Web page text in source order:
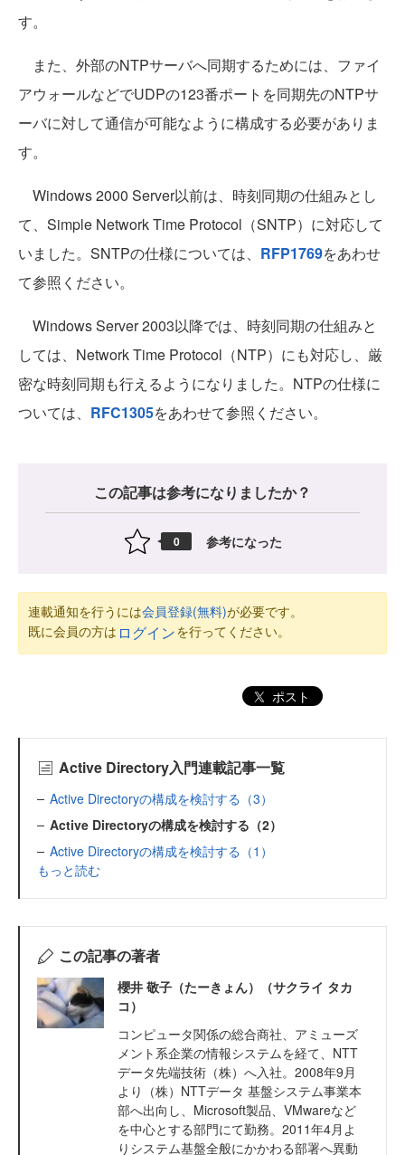
す。
また、外部のNTPサーバへ同期するためには、ファイ
アウォールなどでUDPの123番ポートを同期先のNTPサ
ーバに対して通信が可能なように構成する必要がありま
す。
Windows 2000 Server以前は、時刻同期の仕組みとし
て、Simple Network Time Protocol（SNTP）に対応して
いました。SNTPの仕様については、 RFP1769をあわせ
て参照ください。
Windows Server 2003以降では、時刻同期の仕組みと
しては、Network Time Protocol（NTP）にも対応し、厳
密な時刻同期も行えるようになりました。NTPの仕様に
ついては、 RFC1305をあわせて参照ください。
この記事は参考になりましたか？
0 参考になった
連載通知を行うには会員登録(無料)が必要です。
既に会員の方は ログインを行ってください。
ポスト
Active Directory入門連載記事一覧
Active Directoryの構成を検討する（3）
Active Directoryの構成を検討する（2）
Active Directoryの構成を検討する（1）
もっと読む
この記事の著者
櫻井 敬子（たーきょん）（サクライ タカ
コ）
コンピュータ関係の総合商社、アミューズ
メント系企業の情報システムを経て、NTT
データ先端技術（株）へ入社。2008年9月
より（株）NTTデータ 基盤システム事業本
部へ出向し、Microsoft製品、VMwareなど
を中心とする部門にて勤務。2011年4月よ
りシステム基盤全般にかかわる部署へ異動